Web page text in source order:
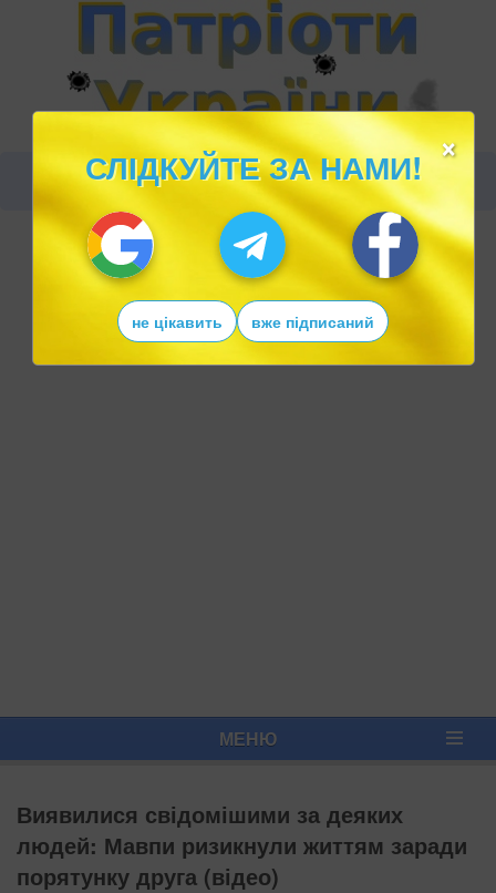
МЕНЮ
Виявилися свідомішими за деяких
людей: Мавпи ризикнули життям заради
порятунку друга (відео)
×
СЛІДКУЙТЕ ЗА НАМИ!
не цікавить вже підписаний